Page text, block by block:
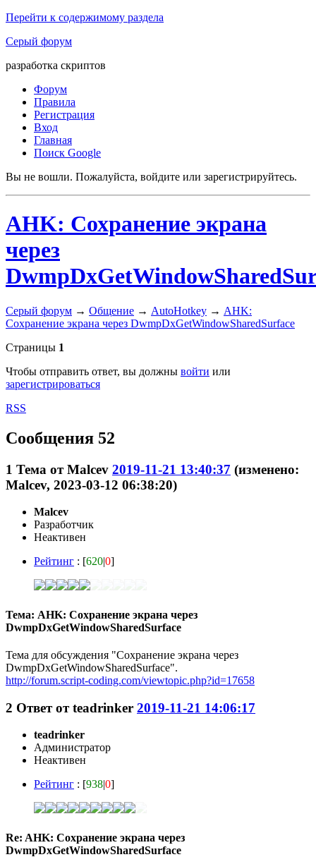
Перейти к содержимому раздела
Серый форум
разработка скриптов
Форум
Правила
Регистрация
Вход
Главная
Поиск Google
Вы не вошли. Пожалуйста, войдите или зарегистрируйтесь.
AHK: Сохранение экрана
через
Серый форум → Общение → AutoHotkey → AHK:
Сохранение экрана через DwmpDxGetWindowSharedSurface
Страницы 1
Чтобы отправить ответ, вы должны войти или
зарегистрироваться
RSS
Сообщения 52
1 Тема отMalcev 2019-11-21 13:40:37 (изменено:
Malcev, 2023-03-12 06:38:20)
Malcev
Разработчик
Неактивен
Рейтинг : [620|0]
Тема: AHK: Сохранение экрана через
DwmpDxGetWindowSharedSurface
Тема для обсуждения "Сохранение экрана через
DwmpDxGetWindowSharedSurface".
http://forum.script-coding.com/viewtopic.php?id=17658
2 Ответ отteadrinker 2019-11-21 14:06:17
teadrinker
Администратор
Неактивен
Рейтинг : [938|0]
Re: AHK: Сохранение экрана через
DwmpDxGetWindowSharedSurface